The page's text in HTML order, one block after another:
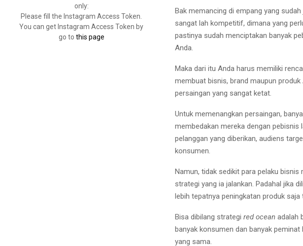
Bak memancing di empang yang
sangat lah kompetitif, dimana yang
pastinya sudah menciptakan banyak
Anda.
Maka dari itu Anda harus memiliki
membuat bisnis, brand maupun
persaingan yang sangat ketat.
Untuk memenangkan persaingan,
membedakan mereka dengan pebisnis
pelanggan yang diberikan, audiens
konsumen.
Namun, tidak sedikit para pelaku
strategi yang ia jalankan. Padahal jika
lebih tepatnya peningkatan produk saja
Bisa dibilang strategi red ocean adalah
banyak konsumen dan banyak
yang sama.
only:
Please fill the Instagram Access Token.
You can get Instagram Access Token by
go to this page